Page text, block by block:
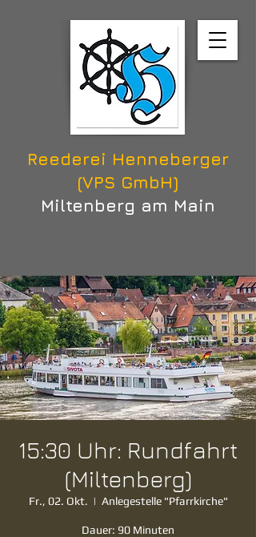
Reederei Henneberger
(VPS GmbH)
Miltenberg am Main
15:30 Uhr: Rundfahrt
(Miltenberg)
Fr., 02. Okt.
  |
Anlegestelle "Pfarrkirche"
Dauer: 90 Minuten